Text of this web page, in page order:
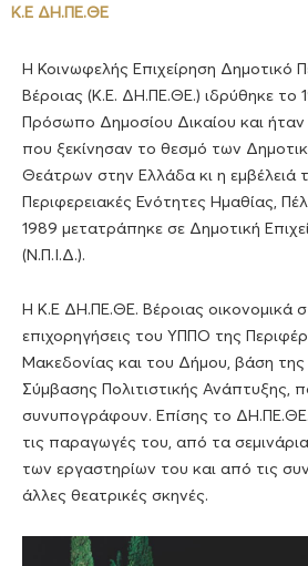
Κ.Ε ΔΗ.ΠΕ.ΘΕ
Η Κοινωφελής Επιχείρηση Δημοτικό
Βέροιας (Κ.Ε. ΔΗ.ΠΕ.ΘΕ.) ιδρύθηκε το
Πρόσωπο Δημοσίου Δικαίου και
που ξεκίνησαν το θεσμό των
Θεάτρων στην Ελλάδα κι η εμβέλειά
Περιφερειακές Ενότητες Ημαθίας,
1989 μετατράπηκε σε Δημοτική
(Ν.Π.Ι.Δ.).
Η Κ.Ε ΔΗ.ΠΕ.ΘΕ. Βέροιας οικονομικά
επιχορηγήσεις του ΥΠΠΟ της
Μακεδονίας και του Δήμου, βάση
Σύμβασης Πολιτιστικής Ανάπτυξης,
συνυπογράφουν. Επίσης το ΔΗ.ΠΕ.ΘΕ.
τις παραγωγές του, από τα
των εργαστηρίων του και από τις
άλλες θεατρικές σκηνές.